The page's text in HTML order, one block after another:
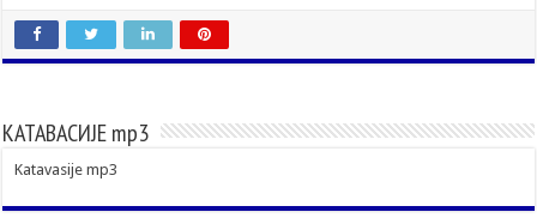
КАТАВАСИЈЕ mp3
Katavasije mp3